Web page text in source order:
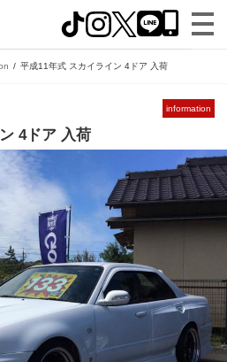
平成11年式 スカイライン 4ドア 入荷
information
4ドア 入荷